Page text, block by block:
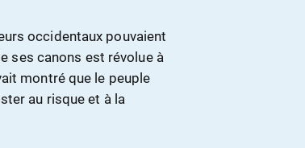
occidentaux pouvaient
ses canons est révolue à
montré que le peuple
au risque et à la